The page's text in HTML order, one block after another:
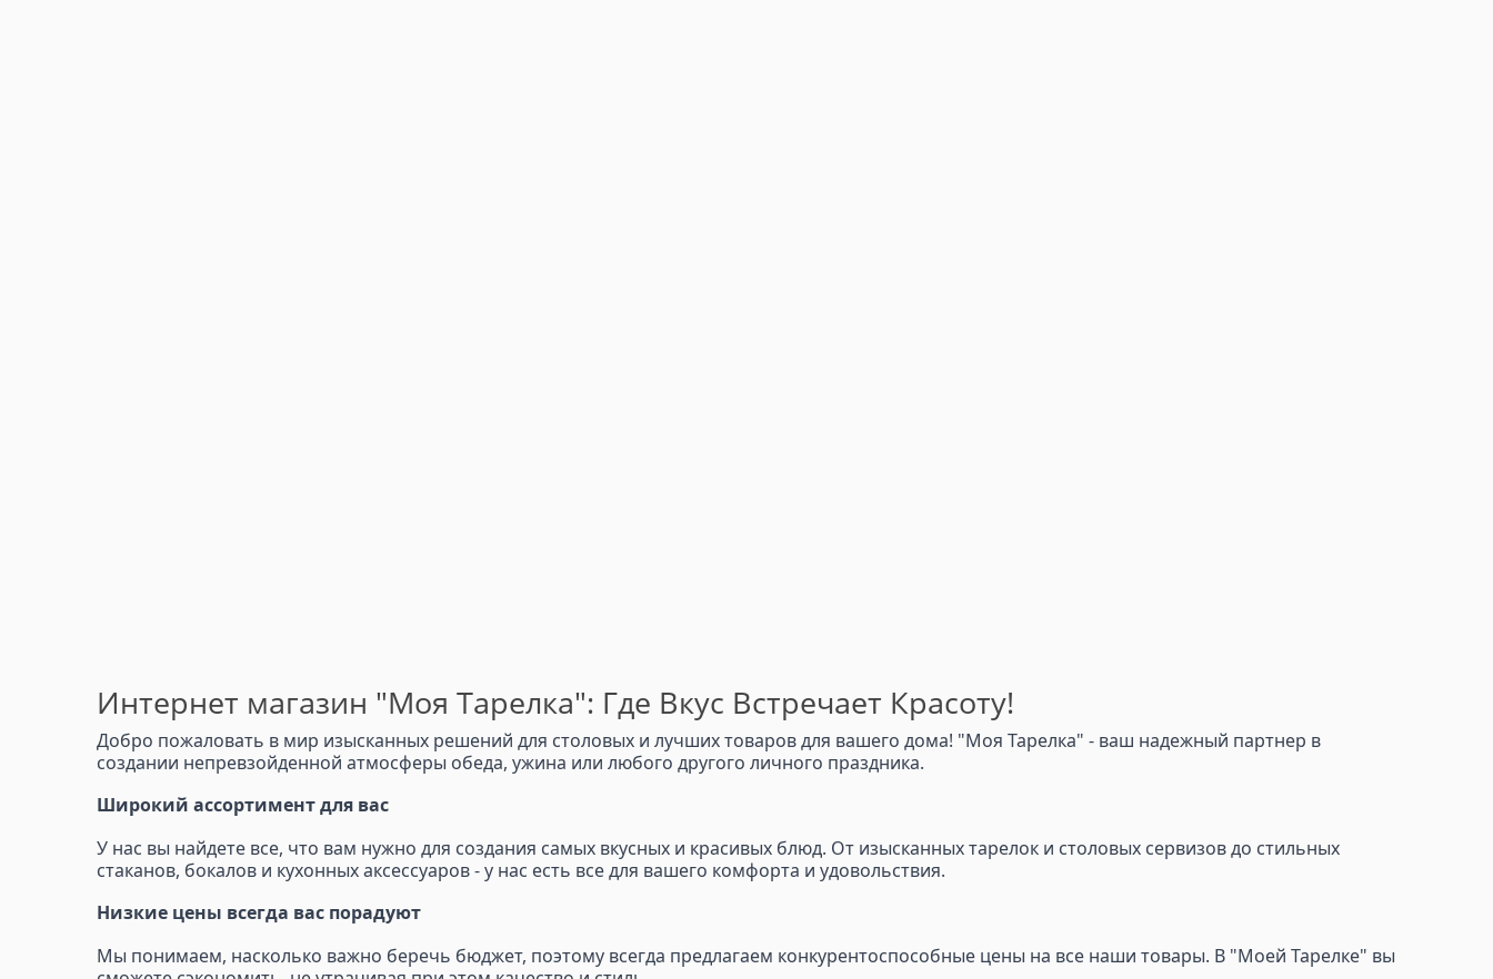
Интернет магазин "Моя Тарелка": Где Вкус Встречает Красоту!
Добро пожаловать в мир изысканных решений для столовых и лучших товаров для вашего дома! "Моя Тарелка" - ваш надежный партнер в
создании непревзойденной атмосферы обеда, ужина или любого другого личного праздника.
Широкий ассортимент для вас
У нас вы найдете все, что вам нужно для создания самых вкусных и красивых блюд. От изысканных тарелок и столовых сервизов до стильных
стаканов, бокалов и кухонных аксессуаров - у нас есть все для вашего комфорта и удовольствия.
Низкие цены всегда вас порадуют
Мы понимаем, насколько важно беречь бюджет, поэтому всегда предлагаем конкурентоспособные цены на все наши товары. В "Моей Тарелке" вы